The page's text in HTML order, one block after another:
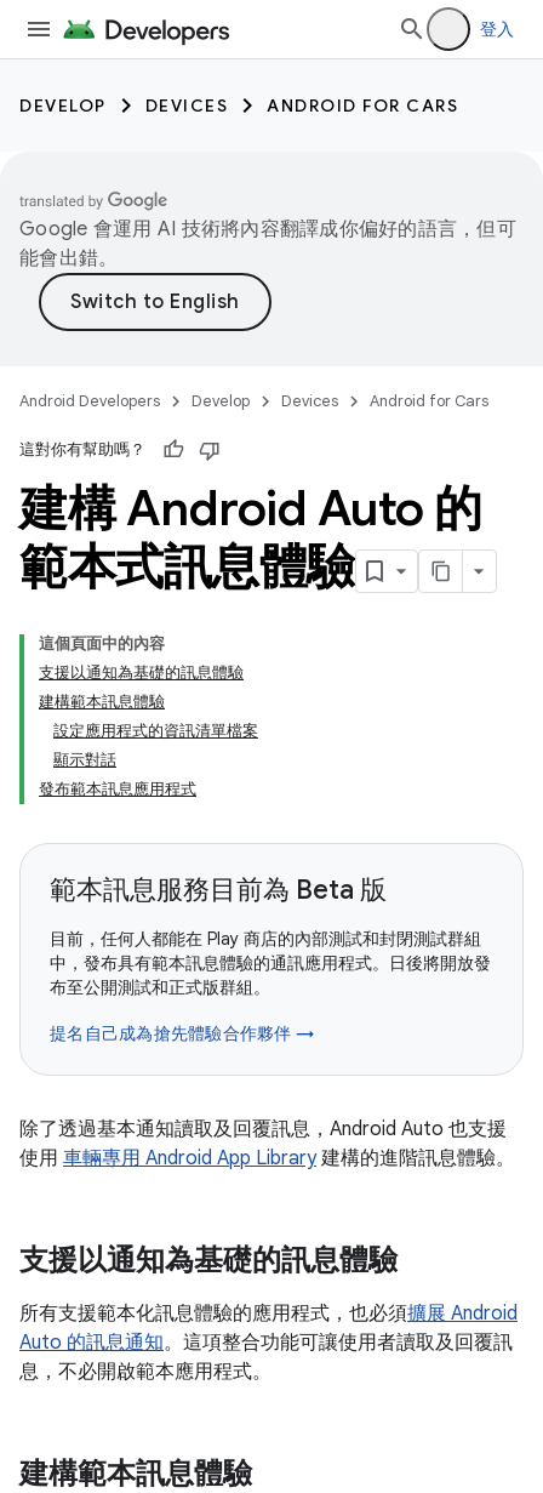
登入
DEVELOP DEVICES ANDROID FOR CARS
Google 會運用 AI 技術將內容翻譯成你偏好的語言，但可
能會出錯。
Android Developers Develop Devices Android for Cars
這對你有幫助嗎？
建構 Android Auto 的
範本式訊息體驗
這個頁面中的內容
支援以通知為基礎的訊息體驗
建構範本訊息體驗
設定應用程式的資訊清單檔案
顯示對話
發布範本訊息應用程式
範本訊息服務目前為 Beta 版
目前，任何人都能在 Play 商店的內部測試和封閉測試群組
中，發布具有範本訊息體驗的通訊應用程式。日後將開放發
布至公開測試和正式版群組。
提名自己成為搶先體驗合作夥伴 →
除了透過基本通知讀取及回覆訊息，Android Auto 也支援
使用 車輛專用 Android App Library建構的進階訊息體驗。
支援以通知為基礎的訊息體驗
所有支援範本化訊息體驗的應用程式，也必須擴展 Android
Auto 的訊息通知。這項整合功能可讓使用者讀取及回覆訊
息，不必開啟範本應用程式。
建構範本訊息體驗